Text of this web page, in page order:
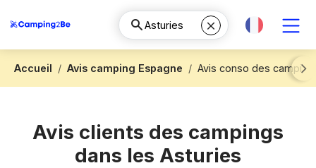
Accueil Avis camping Espagne
Avis conso des
Next
Avis clients des campings
dans les Asturies